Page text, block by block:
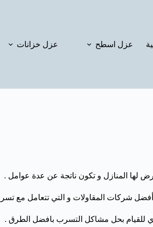
عزل اسطح عزل خزانات
لها المنازل و تكون ناتجة عن عدة عوامل .
شركات المقاولات و التي تتعامل مع
للقيام بحل مشاكل التسرب بافضل الطرق .